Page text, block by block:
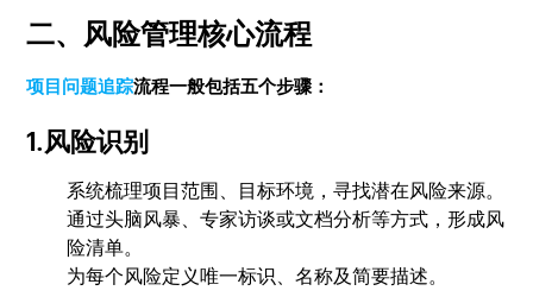
二、风险管理核心流程
项目问题追踪流程一般包括五个步骤：
1.风险识别
系统梳理项目范围、目标环境，寻找潜在风险来源。
通过头脑风暴、专家访谈或文档分析等方式，形成风
险清单。
为每个风险定义唯一标识、名称及简要描述。